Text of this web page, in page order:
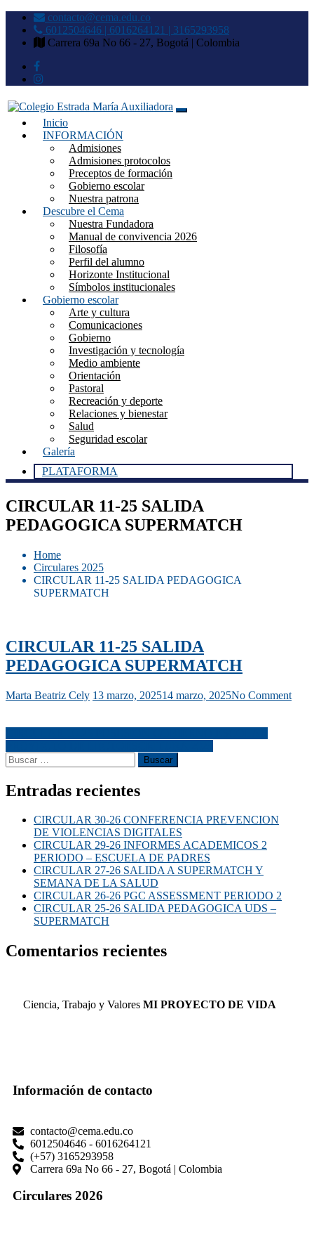
contacto@cema.edu.co
6012504646 | 6016264121 | 3165293958
Carrera 69a No 66 - 27, Bogotá | Colombia
Colegio Estrada María
Auxiliadora
Inicio
INFORMACIÓN
Admisiones
Admisiones protocolos
Preceptos de formación
Gobierno escolar
Nuestra patrona
Descubre el Cema
Nuestra Fundadora
Manual de convivencia 2026
Filosofía
Perfil del alumno
Horizonte Institucional
Símbolos institucionales
Gobierno escolar
Arte y cultura
Comunicaciones
Gobierno
Investigación y tecnología
Medio ambiente
Orientación
Pastoral
Recreación y deporte
Relaciones y bienestar
Salud
Seguridad escolar
Galería
PLATAFORMA
CIRCULAR 11-25 SALIDA
PEDAGOGICA SUPERMATCH
Home
Circulares 2025
CIRCULAR 11-25 SALIDA PEDAGOGICA
SUPERMATCH
CIRCULAR 11-25 SALIDA
PEDAGOGICA SUPERMATCH
Marta Beatriz Cely 13 marzo, 202514 marzo, 2025No Comment
Entradas recientes
CIRCULAR 30-26 CONFERENCIA PREVENCION
DE VIOLENCIAS DIGITALES
CIRCULAR 29-26 INFORMES ACADEMICOS 2
PERIODO – ESCUELA DE PADRES
CIRCULAR 27-26 SALIDA A SUPERMATCH Y
SEMANA DE LA SALUD
CIRCULAR 26-26 PGC ASSESSMENT PERIODO 2
CIRCULAR 25-26 SALIDA PEDAGOGICA UDS –
SUPERMATCH
Comentarios recientes
Ciencia, Trabajo y Valores MI PROYECTO DE VIDA
Información de contacto
contacto@cema.edu.co
6012504646 - 6016264121
(+57) 3165293958
Carrera 69a No 66 - 27, Bogotá | Colombia
Circulares 2026